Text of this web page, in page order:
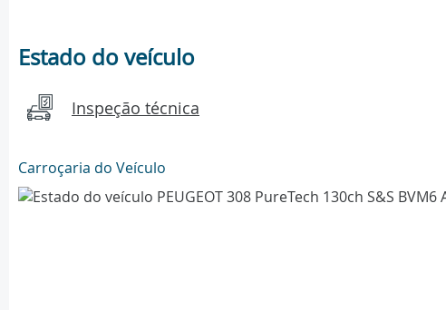
Estado do veículo
Inspeção técnica
Carroçaria do Veículo